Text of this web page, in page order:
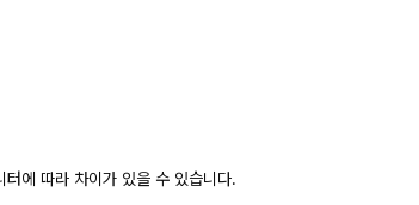
에 따라 차이가 있을 수 있습니다.